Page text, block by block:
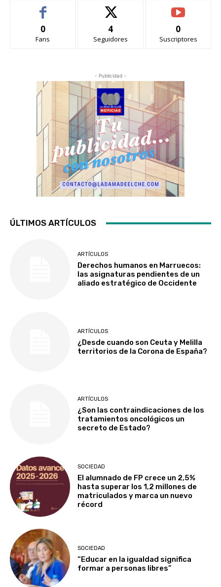
0
Fans
4
Seguidores
0
Suscriptores
- Publicidad -
ÚLTIMOS ARTÍCULOS
ARTÍCULOS
Derechos humanos en Marruecos:
las asignaturas pendientes de un
aliado estratégico de Occidente
ARTÍCULOS
¿Desde cuando son Ceuta y Melilla
territorios de la Corona de España?
ARTÍCULOS
¿Son las contraindicaciones de los
tratamientos oncológicos un
secreto de Estado?
SOCIEDAD
El alumnado de FP crece un 2,5%
hasta superar los 1,2 millones de
matriculados y marca un nuevo
récord
SOCIEDAD
“Educar en la igualdad significa
formar a personas libres”